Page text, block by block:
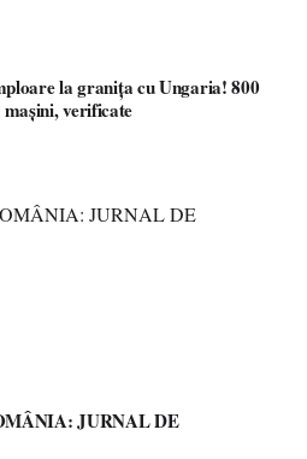
la granița cu Ungaria! 800
mașini, verificate
JURNAL DE